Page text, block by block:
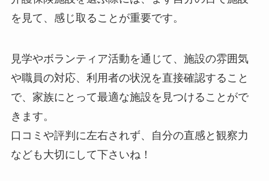
を見て、感じ取ること が重要です。
見学やボランティア活動を通じて、施設の雰囲気
や職員の対応、利用者の状況を直接確認すること
で、家族にとって最適な施設を見つけることがで
きます。
口コミや評判に左右されず、自分の直感と観察力
なども大切にして下さいね！